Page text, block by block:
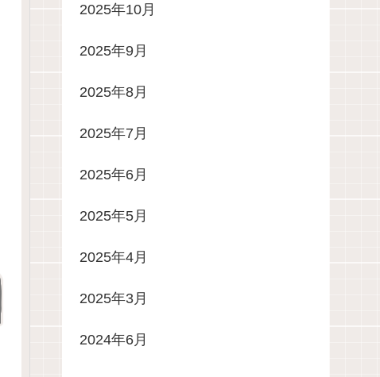
2025年10月
2025年9月
2025年8月
2025年7月
2025年6月
2025年5月
2025年4月
2025年3月
2024年6月